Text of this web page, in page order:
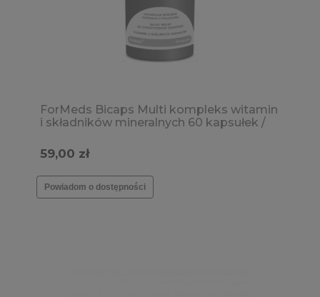
ForMeds Bicaps Multi kompleks witamin
i składników mineralnych 60 kapsułek /
59,00 zł
Powiadom o dostępności